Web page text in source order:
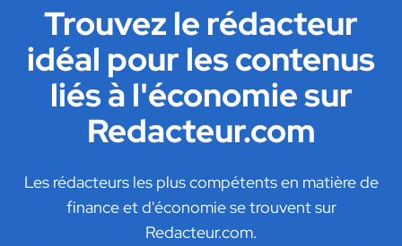
Trouvez le rédacteur
idéal pour les contenus
liés à l'économie sur
Redacteur.com
Les rédacteurs les plus compétents en matière de
finance et d'économie se trouvent sur
Redacteur.com.